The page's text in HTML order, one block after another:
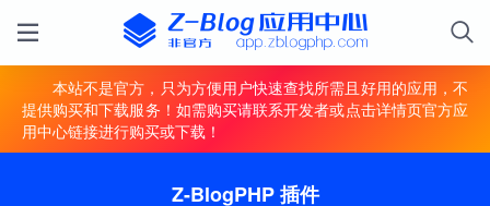
本站不是官方，只为方便用户快速查找所需且好用的应用，不
提供购买和下载服务！如需购买请联系开发者或点击详情页官方应
用中心链接进行购买或下载！
Z-BlogPHP 插件